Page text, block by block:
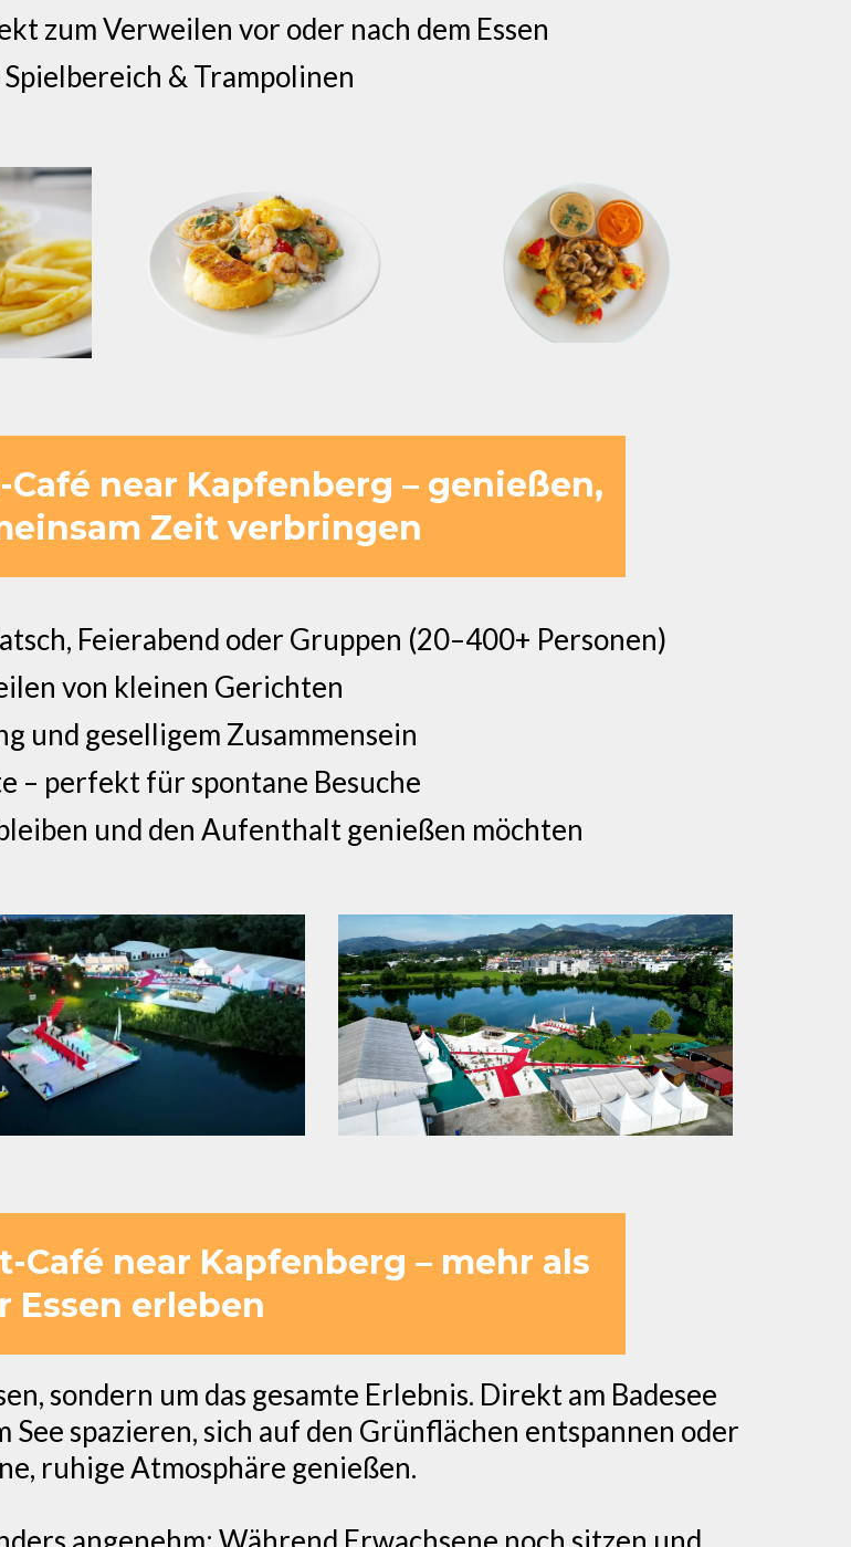
zum Verweilen vor oder nach dem Essen
& Trampolinen
near Kapfenberg – genießen,
Zeit verbringen
Feierabend oder Gruppen (20–400+ Personen)
von kleinen Gerichten
und geselligem Zusammensein
– perfekt für spontane Besuche
und den Aufenthalt genießen möchten
Café near Kapfenberg – mehr als
Essen erleben
sondern um das gesamte Erlebnis. Direkt am Badesee
See spazieren, sich auf den Grünflächen entspannen oder
ruhige Atmosphäre genießen.